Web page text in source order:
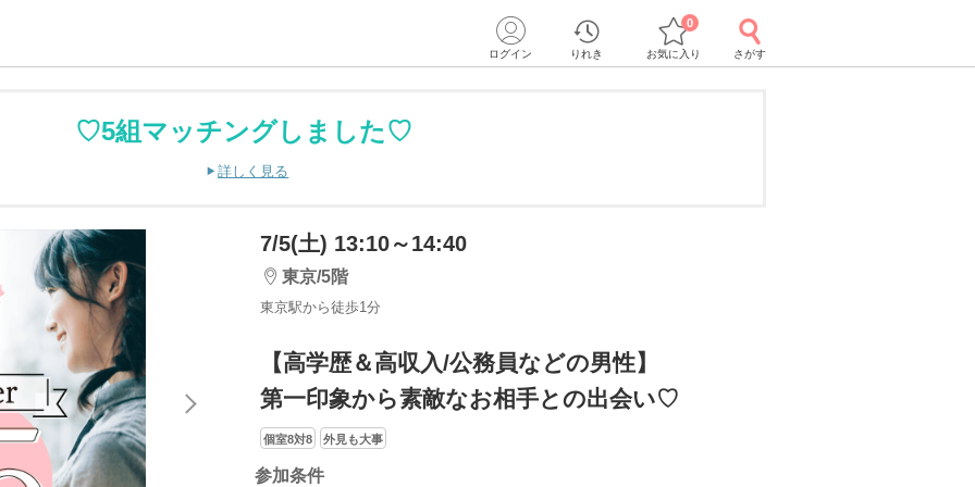
ログイン りれき お気に入り
0
さがす
♡5組マッチングしました♡
詳しく見る
7/5(土) 13:10～14:40
東京/5階
東京駅から徒歩1分
【高学歴＆高収入/公務員などの男性】
第一印象から素敵なお相手との出会い♡
個室8対8 外見も大事
参加条件